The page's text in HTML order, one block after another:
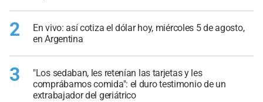
2
En vivo: así cotiza el dólar hoy, miércoles 5 de agosto,
en Argentina
3
"Los sedaban, les retenían las tarjetas y les
comprábamos comida": el duro testimonio de un
extrabajador del geriátrico